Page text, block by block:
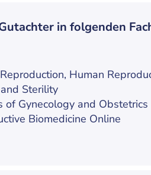
in folgenden
Human
Sterility
of Gynecology and Obstetrics
Biomedicine Online